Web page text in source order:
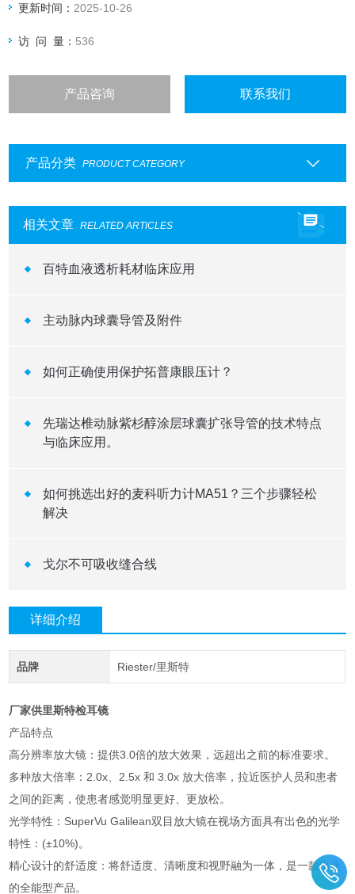
更新时间： 2025-10-26
访 问 量： 536
产品咨询 联系我们
产品分类 PRODUCT CATEGORY
相关文章 RELATED ARTICLES
百特血液透析耗材临床应用
主动脉内球囊导管及附件
如何正确使用保护拓普康眼压计？
先瑞达椎动脉紫杉醇涂层球囊扩张导管的技术特点
与临床应用。
如何挑选出好的麦科听力计MA51？三个步骤轻松
解决
戈尔不可吸收缝合线
详细介绍
品牌 Riester/里斯特
厂家供里斯特检耳镜
产品特点
高分辨率放大镜：提供3.0倍的放大效果，远超出之前的标准要求。
多种放大倍率：2.0x、2.5x 和 3.0x 放大倍率，拉近医护人员和患者
之间的距离，使患者感觉明显更好、更放松。
光学特性：SuperVu Galilean双目放大镜在视场方面具有出色的光学
特性：(±10%)。
精心设计的舒适度：将舒适度、清晰度和视野融为一体，是一款出色
的全能型产品。